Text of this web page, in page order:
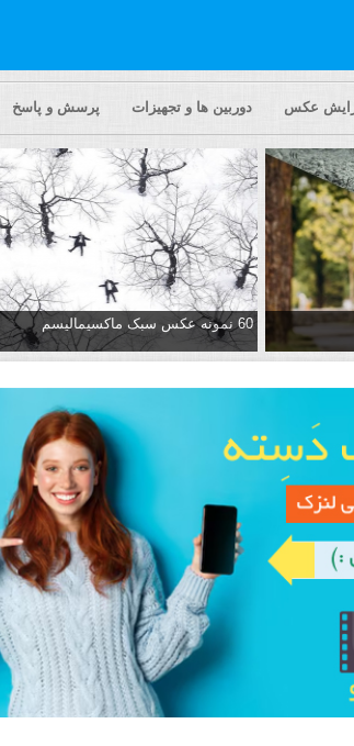
عکس دوربین ها و تجهیزات پرسش و پاسخ
60 نمونه عکس سبک ماکسیمالیسم